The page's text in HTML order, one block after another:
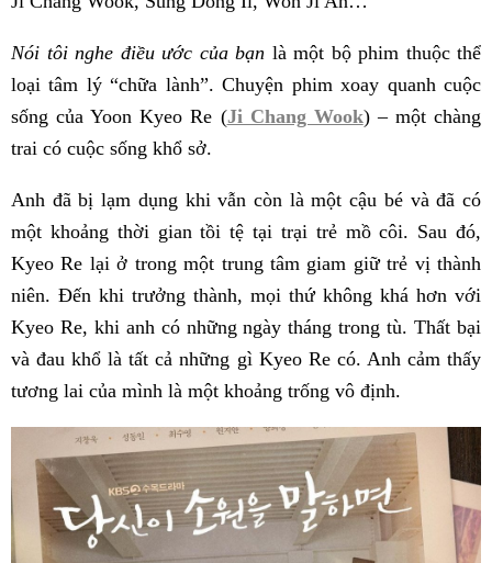
Nói tôi nghe điều ước của bạn là một bộ phim thuộc thể
loại tâm lý “chữa lành”. Chuyện phim xoay quanh cuộc
sống của Yoon Kyeo Re (Ji Chang Wook) – một chàng
trai có cuộc sống khổ sở.
Anh đã bị lạm dụng khi vẫn còn là một cậu bé và đã có
một khoảng thời gian tồi tệ tại trại trẻ mồ côi. Sau đó,
Kyeo Re lại ở trong một trung tâm giam giữ trẻ vị thành
niên. Đến khi trưởng thành, mọi thứ không khá hơn với
Kyeo Re, khi anh có những ngày tháng trong tù. Thất bại
và đau khổ là tất cả những gì Kyeo Re có. Anh cảm thấy
tương lai của mình là một khoảng trống vô định.